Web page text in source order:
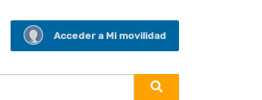
Acceder a Mi movilidad